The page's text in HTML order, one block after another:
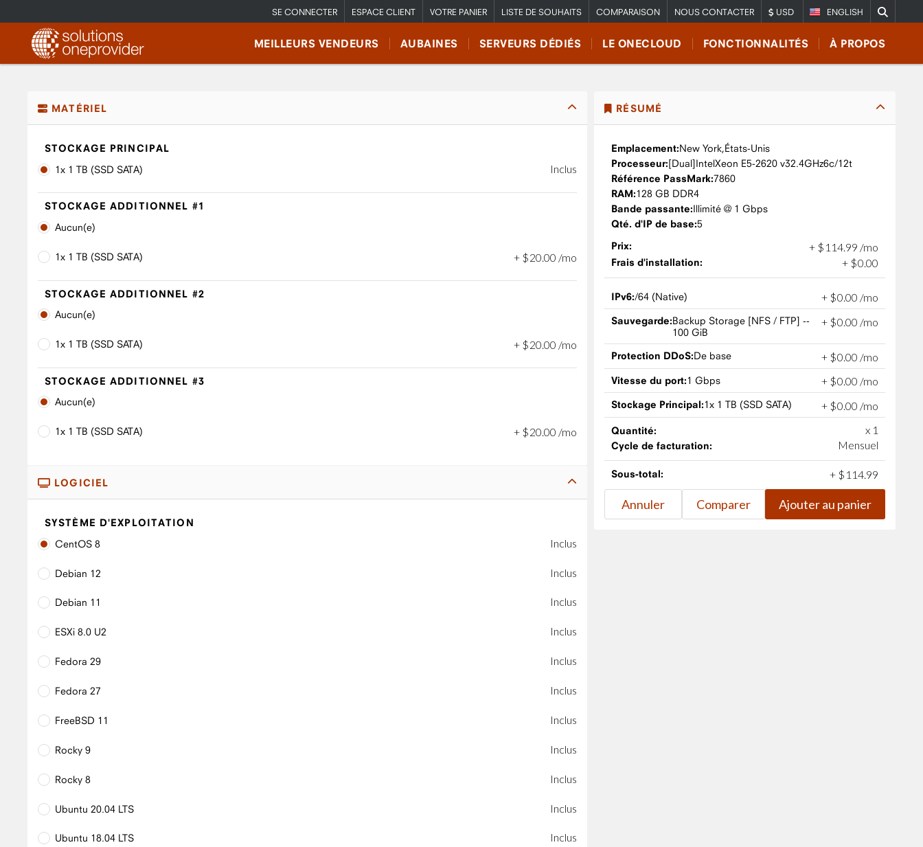
ENGLISH
SE CONNECTER ESPACE CLIENT VOTRE PANIER LISTE DE SOUHAITS COMPARAISON NOUS CONTACTER USD
MEILLEURS VENDEURS AUBAINES SERVEURS DÉDIÉS LE ONECLOUD FONCTIONNALITÉS À PROPOS
MATÉRIEL
STOCKAGE PRINCIPAL
1x 1 TB (SSD SATA)
Inclus
STOCKAGE ADDITIONNEL #1
Aucun(e)
1x 1 TB (SSD SATA) + $20 .00 /mo
STOCKAGE ADDITIONNEL #2
Aucun(e)
1x 1 TB (SSD SATA) + $20.00 /mo
STOCKAGE ADDITIONNEL #3
Aucun(e)
1x 1 TB (SSD SATA) + $20.00 /mo
LOGICIEL
SYSTÈME D'EXPLOITATION
CentOS 8
Inclus
Debian 12 Inclus
Debian 11 Inclus
ESXi 8.0 U2 Inclus
Fedora 29 Inclus
Fedora 27 Inclus
FreeBSD 11 Inclus
Rocky 9 Inclus
Rocky 8 Inclus
Ubuntu 20.04 LTS Inclus
Ubuntu 18.04 LTS Inclus
RÉSUMÉ
Emplacement:New York,États-Unis
Processeur:
IntelXeon E5-2620 v32.4GHz6c/12t
Référence PassMark:7860
RAM:128 GB DDR4
Bande passante:Illimité @ 1 Gbps
Qté. d'IP de base:5
Prix:
+ $ 114. 99 /mo
Frais d'installation: + $0.00
IPv6:/64 (Native) + $0.00 /mo
Sauvegarde:Backup Storage [NFS / FTP] --
100 GiB
+ $0.00 /mo
Protection DDoS:De base + $0.00 /mo
Vitesse du port:1 Gbps + $0.00 /mo
Stockage Principal:1x 1 TB (SSD SATA) + $0.00 /mo
Quantité: x 1
Cycle de facturation: Mensuel
Sous-total: + $ 114.99